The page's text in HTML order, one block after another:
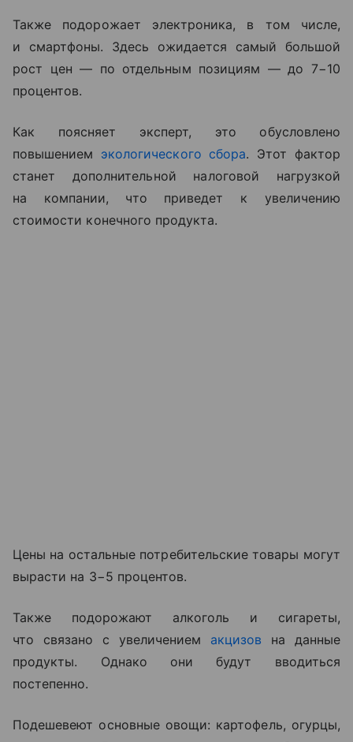
Также подорожает электроника, в том числе,
и смартфоны. Здесь ожидается самый большой
рост цен — по отдельным позициям — до 7−10
процентов.
Как поясняет эксперт, это обусловлено
повышением экологического сбора. Этот фактор
станет дополнительной налоговой нагрузкой
на компании, что приведет к увеличению
стоимости конечного продукта.
Цены на остальные потребительские товары могут
вырасти на 3−5 процентов.
Также подорожают алкоголь и сигареты,
что связано с увеличением акцизов на данные
продукты. Однако они будут вводиться
постепенно.
Подешевеют основные овощи: картофель, огурцы,